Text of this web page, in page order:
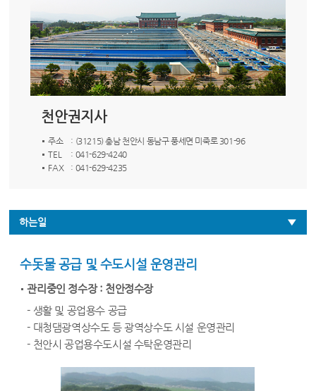
천안권지사
주소
: (31215) 충남 천안시 동남구 풍세면 미죽로 301-96
TEL
: 041-629-4240
FAX
: 041-629-4235
하는일
수돗물 공급 및 수도시설 운영관리
관리중인 정수장 : 천안정수장
- 생활 및 공업용수 공급
- 대청댐광역상수도 등 광역상수도 시설 운영관리
- 천안시 공업용수도시설 수탁운영관리